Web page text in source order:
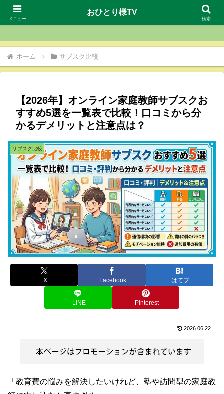
おひとり様TV
ホーム サブスク比較
【2026年】オンライン家庭教師サブスクお
すすめ5選を一覧表で比較！口コミから分
かるデメリットと注意点は？
サブスク比較
X Facebook はてブ
LINE Pinterest
2026.06.22
「教育費の悩みを解決したいけれど、塾や訪問型の家庭教
メニュー
おひとり様TV
検索